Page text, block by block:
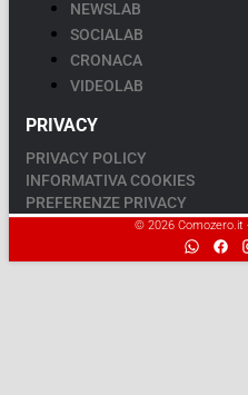
NEWSLAB
SOCIALAB
CRONACA
VIDEOLAB
PRIVACY
PRIVACY POLICY
INFORMATIVA COOKIES
PREFERENZE PRIVACY
© 2026 Comozero.it